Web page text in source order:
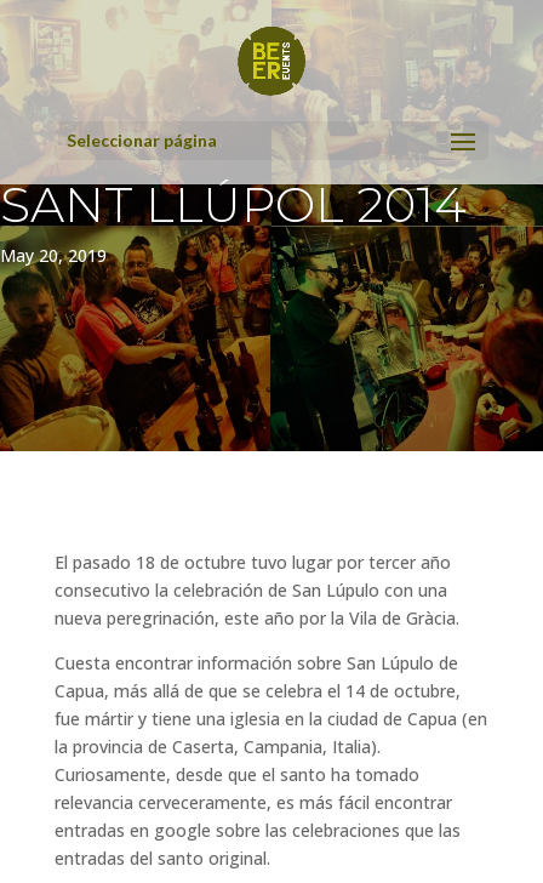
Seleccionar página
SANT LLÚPOL 2014
May 20, 2019
El pasado 18 de octubre tuvo lugar por tercer año
consecutivo la celebración de San Lúpulo con una
nueva peregrinación, este año por la Vila de Gràcia.
Cuesta encontrar información sobre San Lúpulo de
Capua, más allá de que se celebra el 14 de octubre,
fue mártir y tiene una iglesia en la ciudad de Capua (en
la provincia de Caserta, Campania, Italia).
Curiosamente, desde que el santo ha tomado
relevancia cerveceramente, es más fácil encontrar
entradas en google sobre las celebraciones que las
entradas del santo original.